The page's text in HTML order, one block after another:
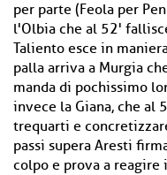
per parte (Feola per
l'Olbia che al 52'
Taliento esce in
palla arriva a Murgia
manda di pochissimo
invece la Giana, che al
trequarti e
passi supera Aresti
colpo e prova a